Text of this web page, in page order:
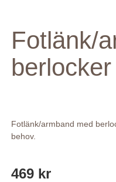
Fotlänk/
berlocker
Fotlänk/armband med
behov.
469 kr